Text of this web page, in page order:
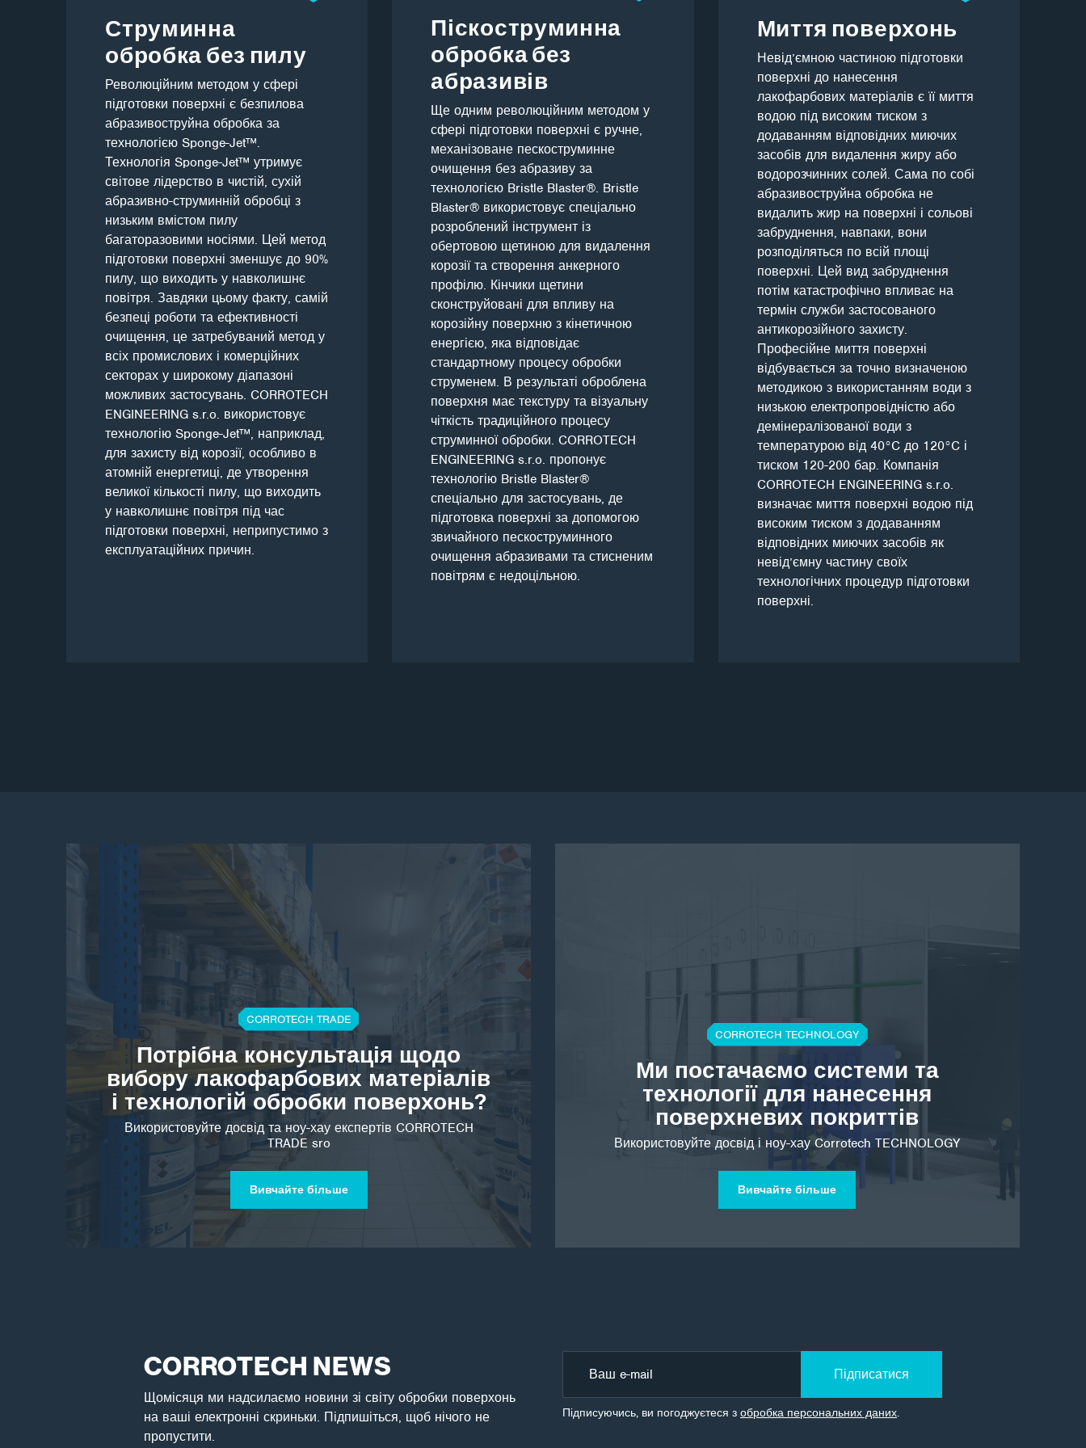
Струминна
обробка без пилу
Революційним методом у сфері
підготовки поверхні є безпилова
абразивоструйна обробка за
технологією Sponge-Jet™.
Технологія Sponge-Jet™ утримує
світове лідерство в чистій, сухій
абразивно-струминній обробці з
низьким вмістом пилу
багаторазовими носіями. Цей метод
підготовки поверхні зменшує до 90%
пилу, що виходить у навколишнє
повітря. Завдяки цьому факту, самій
безпеці роботи та ефективності
очищення, це затребуваний метод у
всіх промислових і комерційних
секторах у широкому діапазоні
можливих застосувань. CORROTECH
ENGINEERING s.r.o. використовує
технологію Sponge-Jet™, наприклад,
для захисту від корозії, особливо в
атомній енергетиці, де утворення
великої кількості пилу, що виходить
у навколишнє повітря під час
підготовки поверхні, неприпустимо з
експлуатаційних причин.
Піскоструминна
обробка без
абразивів
Ще одним революційним методом у
сфері підготовки поверхні є ручне,
механізоване пескоструминне
очищення без абразиву за
технологією Bristle Blaster®. Bristle
Blaster® використовує спеціально
розроблений інструмент із
обертовою щетиною для видалення
корозії та створення анкерного
профілю. Кінчики щетини
сконструйовані для впливу на
корозійну поверхню з кінетичною
енергією, яка відповідає
стандартному процесу обробки
струменем. В результаті оброблена
поверхня має текстуру та візуальну
чіткість традиційного процесу
струминної обробки. CORROTECH
ENGINEERING s.r.o. пропонує
технологію Bristle Blaster®
спеціально для застосувань, де
підготовка поверхні за допомогою
звичайного пескоструминного
очищення абразивами та стисненим
повітрям є недоцільною.
Миття поверхонь
Невід’ємною частиною підготовки
поверхні до нанесення
лакофарбових матеріалів є її миття
водою під високим тиском з
додаванням відповідних миючих
засобів для видалення жиру або
водорозчинних солей. Сама по собі
абразивоструйна обробка не
видалить жир на поверхні і сольові
забруднення, навпаки, вони
розподіляться по всій площі
поверхні. Цей вид забруднення
потім катастрофічно впливає на
термін служби застосованого
антикорозійного захисту.
Професійне миття поверхні
відбувається за точно визначеною
методикою з використанням води з
низькою електропровідністю або
демінералізованої води з
температурою від 40°C до 120°C і
тиском 120-200 бар. Компанія
CORROTECH ENGINEERING s.r.o.
визначає миття поверхні водою під
високим тиском з додаванням
відповідних миючих засобів як
невід’ємну частину своїх
технологічних процедур підготовки
поверхні.
CORROTECH TRADE
Потрібна консультація щодо
вибору лакофарбових матеріалів
і технологій обробки поверхонь?
Використовуйте досвід та ноу-хау експертів CORROTECH
TRADE sro
Вивчайте більше
CORROTECH TECHNOLOGY
Ми постачаємо системи та
технології для нанесення
поверхневих покриттів
Використовуйте досвід і ноу-хау Corrotech TECHNOLOGY
Вивчайте більше
CORROTECH NEWS
Щомісяця ми надсилаємо новини зі світу обробки поверхонь
на ваші електронні скриньки. Підпишіться, щоб нічого не
пропустити.
Підписатися
Підписуючись, ви погоджуєтеся з обробка персональних даних.